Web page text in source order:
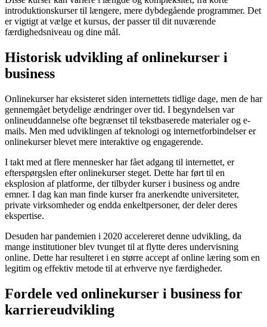
introduktionskurser til længere, mere dybdegående programmer. Det
er vigtigt at vælge et kursus, der passer til dit nuværende
færdighedsniveau og dine mål.
Historisk udvikling af onlinekurser i
business
Onlinekurser har eksisteret siden internettets tidlige dage, men de har
gennemgået betydelige ændringer over tid. I begyndelsen var
onlineuddannelse ofte begrænset til tekstbaserede materialer og e-
mails. Men med udviklingen af teknologi og internetforbindelser er
onlinekurser blevet mere interaktive og engagerende.
I takt med at flere mennesker har fået adgang til internettet, er
efterspørgslen efter onlinekurser steget. Dette har ført til en
eksplosion af platforme, der tilbyder kurser i business og andre
emner. I dag kan man finde kurser fra anerkendte universiteter,
private virksomheder og endda enkeltpersoner, der deler deres
ekspertise.
Desuden har pandemien i 2020 accelereret denne udvikling, da
mange institutioner blev tvunget til at flytte deres undervisning
online. Dette har resulteret i en større accept af online læring som en
legitim og effektiv metode til at erhverve nye færdigheder.
Fordele ved onlinekurser i business for
karriereudvikling